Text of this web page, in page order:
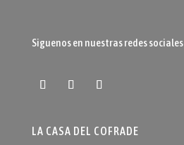
Siguenos en nuestras redes sociales
LA CASA DEL COFRADE